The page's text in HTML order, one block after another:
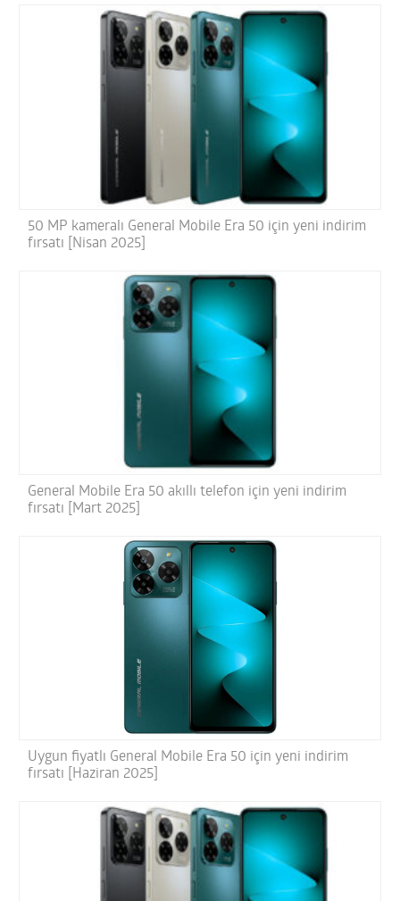
50 MP kameralı General Mobile Era 50 için yeni indirim
fırsatı [Nisan 2025]
General Mobile Era 50 akıllı telefon için yeni indirim
fırsatı [Mart 2025]
Uygun fiyatlı General Mobile Era 50 için yeni indirim
fırsatı [Haziran 2025]